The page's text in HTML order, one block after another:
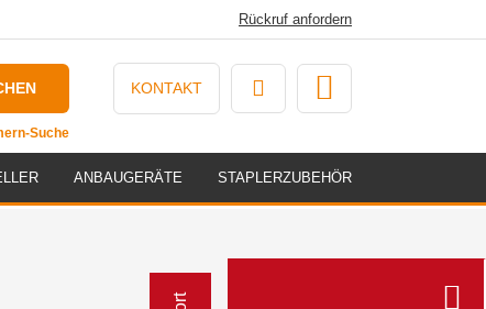
Rückruf anfordern
Suche
KONTAKT
ANBAUGERÄTE STAPLERZUBEHÖR